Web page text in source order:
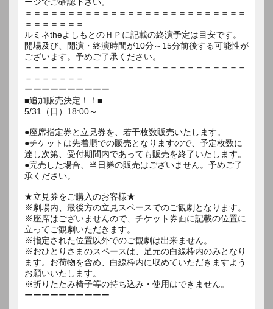
＝＝＝＝＝＝＝＝＝＝＝＝＝＝＝＝＝＝＝＝＝＝＝＝＝＝
＝＝＝＝＝＝＝
ルミネtheよしもとのＨＰに記載の終演予定は目安です。
開場及び、開演・終演時間が10分～15分前後する可能性が
ございます。予めご了承ください。
＝＝＝＝＝＝＝＝＝＝＝＝＝＝＝＝＝＝＝＝＝＝＝＝＝＝
＝＝＝＝＝＝＝
ーーーーーーーーーー
■追加販売決定！！■
5/31（日）18:00～
●座席指定券と立見券を、若干枚数販売いたします。
●チケットは先着順での販売となりますので、予定枚数に
達し次第、受付期間内であっても販売を終了いたします。
●完売した場合、当日券の販売はございません。予めご了
承ください。
★立見券をご購入のお客様★
※劇場内、最後方の立見スペースでのご観劇となります。
※座席はございませんので、チケット券面に記載の位置に
立ってご観劇いただきます。
※指定された位置以外でのご観劇は出来ません。
※おひとりさまのスペースは、足元の白線枠内のみとなり
ます。お荷物を含め、白線枠内に収めていただきますよう
お願いいたします。
※折りたたみ椅子等の持ち込み・使用はできません。
ーーーーーーーーーー